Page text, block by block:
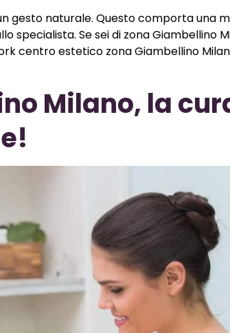
gesto naturale. Questo comporta una
specialista. Se sei di zona Giambellino
centro estetico zona Giambellino
Milano, la